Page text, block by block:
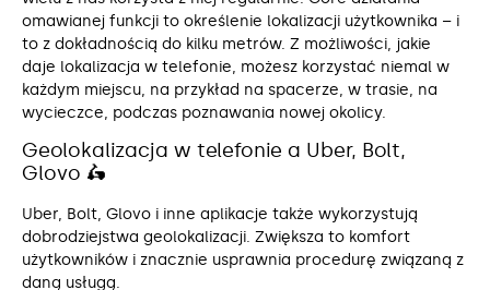
omawianej funkcji to określenie lokalizacji użytkownika – i
to z dokładnością do kilku metrów. Z możliwości, jakie
daje lokalizacja w telefonie, możesz korzystać niemal w
każdym miejscu, na przykład na spacerze, w trasie, na
wycieczce, podczas poznawania nowej okolicy.
Geolokalizacja w telefonie a Uber, Bolt,
Glovo 🛵
Uber, Bolt, Glovo i inne aplikacje także wykorzystują
dobrodziejstwa geolokalizacji. Zwiększa to komfort
użytkowników i znacznie usprawnia procedurę związaną z
daną usługą.